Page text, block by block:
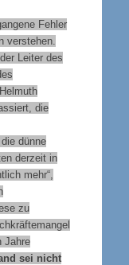
Fehler
verstehen.
Leiter des
die
dünne
derzeit in
mehr“,
zu
Jahre
sei nicht